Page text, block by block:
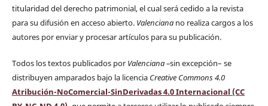
titularidad del derecho patrimonial, el cual será cedido a la revista
para su difusión en acceso abierto. Valencianano realiza cargos a los
autores por enviar y procesar artículos para su publicación.
Todos los textos publicados por Valenciana–sin excepción– se
distribuyen amparados bajo la licencia Creative Commons 4.0
Atribución-NoComercial-SinDerivadas 4.0 Internacional (CC